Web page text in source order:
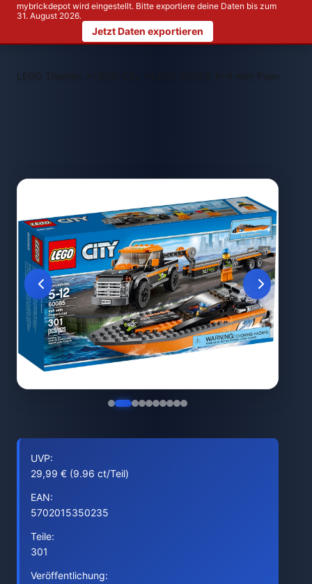
mybrickdepot wird eingestellt. Bitte exportiere deine Daten bis zum
31. August 2026.
Jetzt Daten exportieren
LEGO Themen > LEGO 60085 4x4 with Powerboat
UVP:
29,99 € (9.96 ct/Teil)
EAN:
5702015350235
Teile:
301
Veröffentlichung: